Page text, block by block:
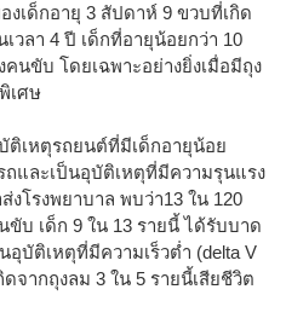
งเด็กอายุ 3 สัปดาห์ 9 ขวบที่เกิด
วลา 4 ปี เด็กที่อายุน้อยกว่า 10
นขับ โดยเฉพาะอย่างยิ่งเมื่อมีถุง
เศษ
ติเหตุรถยนต์ที่มีเด็กอายุน้อย
และเป็นอุบัติเหตุที่มีความรุนแรง
โรงพยาบาล พบว่า13 ใน 120
บ เด็ก 9 ใน 13 รายนี้ ได้รับบาด
อุบัติเหตุที่มีความเร็วต่ำ (delta V
จากถุงลม 3 ใน 5 รายนี้เสียชีวิต